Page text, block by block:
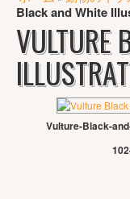
Black and White
VULTURE
Vulture-Black-